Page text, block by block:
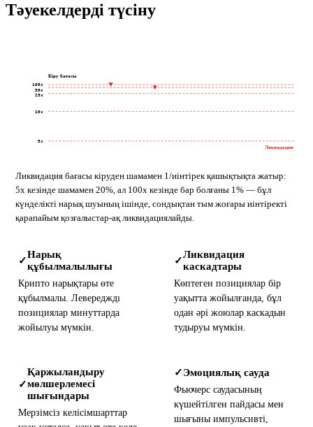
Тәуекелдерді түсіну
Кіру бағасы
100x
50x
25x
10x
5x
Ликвидация
Ликвидация бағасы кіруден шамамен 1/иінтірек қашықтықта жатыр:
5x кезінде шамамен 20%, ал 100x кезінде бар болғаны 1% — бұл
күнделікті нарық шуының ішінде, сондықтан тым жоғары иінтіректі
қарапайым қозғалыстар-ақ ликвидациялайды.
✓
Нарық
құбылмалылығы
Крипто нарықтары өте
құбылмалы. Левередждı
позициялар минуттарда
жойылуы мүмкін.
✓
Ликвидация
каскадтары
Көптеген позициялар бір
уақытта жойылғанда, бұл
одан әрі жоюлар каскадын
тудыруы мүмкін.
✓
Қаржыландыру
мөлшерлемесі
шығындары
Мерзімсіз келісімшарттар
✓Эмоциялық сауда
Фьючерс саудасының
күшейтілген пайдасы мен
шығыны импульсивті,